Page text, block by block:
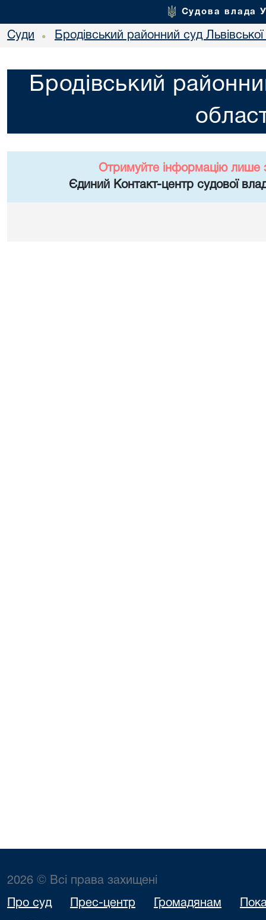
Судова влада
Суди • Бродівський районний суд Львівської
Бродівський
Отримуйте інформацію лише
Єдиний Контакт-центр судової
2026 © Всі права захищені
Про суд Прес-центр Громадянам